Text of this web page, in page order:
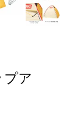
ア